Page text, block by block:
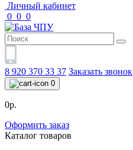
Личный кабинет
0 0 0
8 920 370 33 37 Заказать звонок
0
0р.
Оформить заказ
Каталог товаров